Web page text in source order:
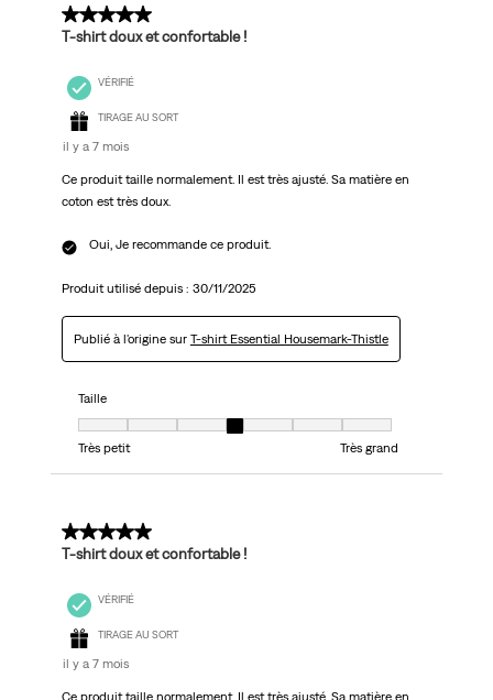
5 sur 5 étoiles.
T-shirt doux et confortable !
VÉRIFIÉ
TIRAGE AU SORT
il y a 7 mois
Ce produit taille normalement. Il est très ajusté. Sa matière en
coton est très doux.
Oui, Je recommande ce produit.
Produit utilisé depuis : 30/11/2025
Publié à l'origine sur T-shirt Essential Housemark-Thistle
Taille
Taille, 4 sur 7, où 1 est égal à Très petit et 7 est égal à Très grand
Très petit
Très grand
5 sur 5 étoiles.
T-shirt doux et confortable !
VÉRIFIÉ
TIRAGE AU SORT
il y a 7 mois